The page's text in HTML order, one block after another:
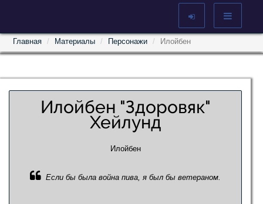
Главная Материалы Персонажи Илойбен
Илойбен "Здоровяк"
Хейлунд
Илойбен
Если бы была война пива, я был бы ветераном.